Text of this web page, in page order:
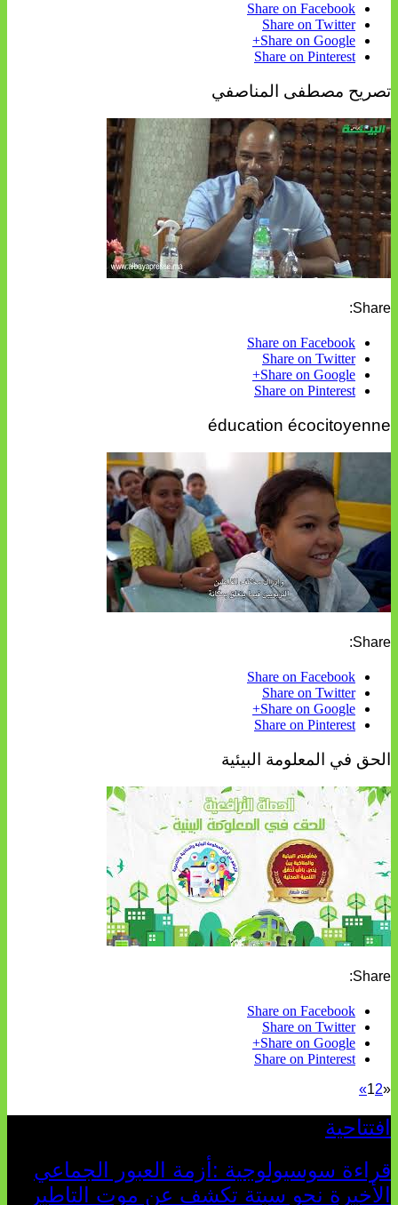
Share on Facebook
Share on Twitter
Share on Google+
Share on Pinterest
تصريح مصطفى المناصفي
Share:
Share on Facebook
Share on Twitter
Share on Google+
Share on Pinterest
éducation écocitoyenne
Share:
Share on Facebook
Share on Twitter
Share on Google+
Share on Pinterest
الحق في المعلومة البيئية
Share:
Share on Facebook
Share on Twitter
Share on Google+
Share on Pinterest
«
12
»
افتتاحية
قراءة سوسيولوجية :أزمة العبور الجماعي
الأخيرة نحو سبتة تكشف عن موت التاطير